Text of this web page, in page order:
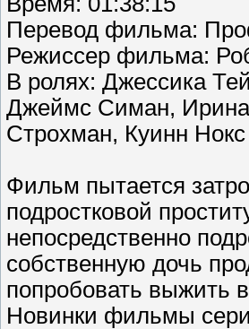
Перевод фильма:
Режиссер фильма:
В ролях: Джессика
Джеймс Симан,
Строхман, Куинн Нокс
Фильм пытается
подростковой
непосредственно
собственную дочь
попробовать выжить
Новинки фильмы